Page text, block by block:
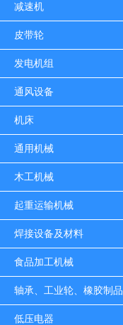
减速机
皮带轮
发电机组
通风设备
机床
通用机械
木工机械
起重运输机械
焊接设备及材料
食品加工机械
轴承、工业轮、橡胶制品
低压电器